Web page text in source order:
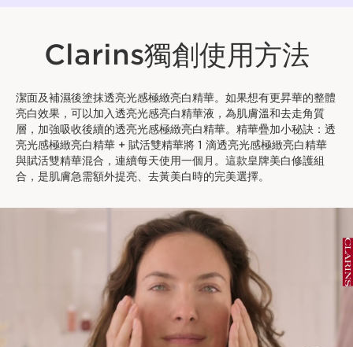
Clarins獨創使用方法
潔面及補濕後塗抹透亮光感極緻亮白精華。如果想有更昇華的整體
亮白效果，可以加入透亮光感亮白精華液，為肌膚溫和去走角質
層，加強吸收後續的透亮光感極緻亮白精華。精華疊加小秘訣：透
亮光感極緻亮白精華 + 賦活雙精華將 1 滴透亮光感極緻亮白精華
與賦活雙精華混合，連續每天使用一個月。這款皇牌美白修護組
合，是肌膚急需額外提亮、去黃美白時的完美選擇。